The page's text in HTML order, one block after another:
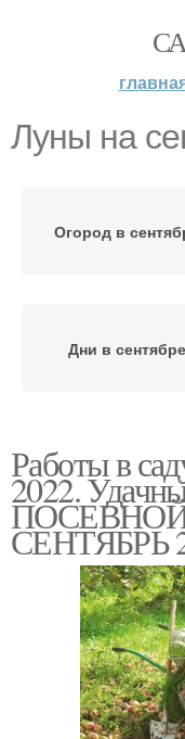
Луны на
Огород в
Дни в сентябре
Огородник на
Работы в
2022.
ПОСЕВНОЙ
СЕНТЯБРЬ